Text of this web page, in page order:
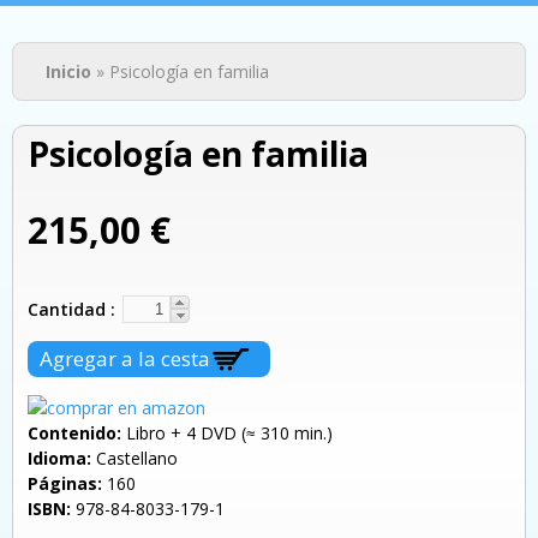
Usted está aquí
Inicio » Psicología en familia
Psicología en familia
215,00 €
Cantidad
Contenido: Libro + 4 DVD (≈ 310 min.)
Idioma: Castellano
Páginas: 160
ISBN: 978-84-8033-179-1